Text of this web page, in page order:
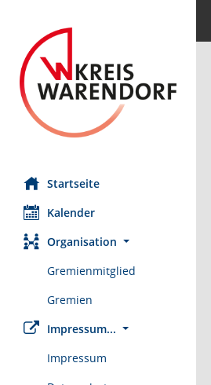
Startseite
Kalender
Organisation
Gremienmitglied
Gremien
Impressum...
Impressum